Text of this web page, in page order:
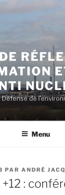
de
Menu
PAR ANDRÉ
: